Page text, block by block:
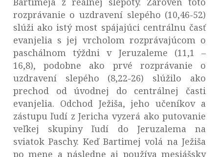
rozprávanie o uzdravení slepého (10,46-52)
slúži ako istý most spájajúci centrálnu časť
evanjelia s jej vrcholom rozprávajúcom o
paschálnom týždni v Jeruzaleme (11,1 –
16,8), podobne ako prvé rozprávanie o
uzdravení slepého (8,22-26) slúžilo ako
prechod od úvodnej do centrálnej časti
evanjelia. Odchod Ježiša, jeho učeníkov a
zástupu ľudí z Jericha vyzerá ako putovanie
veľkej skupiny ľudí do Jeruzalema na
sviatok Paschy. Keď Bartimej volá na Ježiša
po mene a následne aj používa mesiášsky